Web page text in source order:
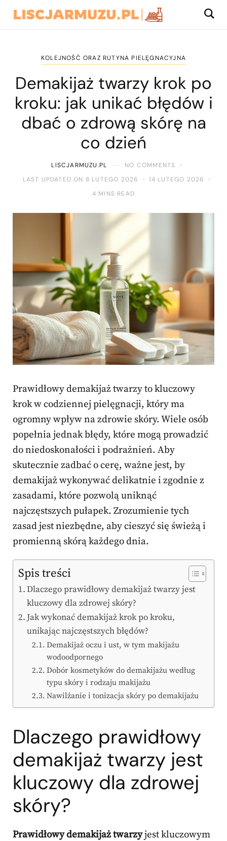
KOLEJNOŚĆ ORAZ RUTYNA PIELĘGNACYJNA
Demakijaż twarzy krok po
kroku: jak unikać błędów i
dbać o zdrową skórę na
co dzień
LISCJARMUZU.PL
NO COMMENTS
LAST UPDATED ON 8 LUTEGO 2026
14 LUTEGO 2026
4 MINS READ
Prawidłowy demakijaż twarzy to kluczowy
krok w codziennej pielęgnacji, który ma
ogromny wpływ na zdrowie skóry. Wiele osób
popełnia jednak błędy, które mogą prowadzić
do niedoskonałości i podrażnień. Aby
skutecznie zadbać o cerę, ważne jest, by
demakijaż wykonywać delikatnie i zgodnie z
zasadami, które pozwolą uniknąć
najczęstszych pułapek. Zrozumienie tych
zasad jest niezbędne, aby cieszyć się świeżą i
promienną skórą każdego dnia.
Spis treści
Dlaczego prawidłowy demakijaż twarzy jest
kluczowy dla zdrowej skóry?
Jak wykonać demakijaż krok po kroku,
unikając najczęstszych błędów?
Demakijaż oczu i ust, w tym makijażu
wodoodpornego
Dobór kosmetyków do demakijażu według
typu skóry i rodzaju makijażu
Nawilżanie i tonizacja skóry po demakijażu
Dlaczego prawidłowy
demakijaż twarzy jest
kluczowy dla zdrowej
skóry?
Prawidłowy demakijaż twarzyjest kluczowym